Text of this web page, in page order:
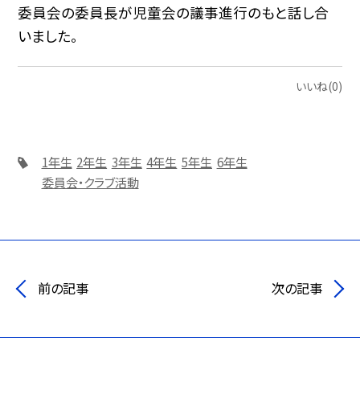
委員会の委員長が児童会の議事進行のもと話し合
いました。
いいね(0)
1年生 2年生 3年生 4年生 5年生 6年生
委員会・クラブ活動
前の記事 次の記事